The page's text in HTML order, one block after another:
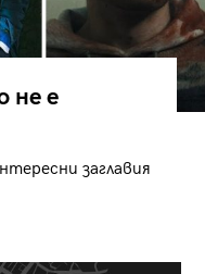
не е
заглавия